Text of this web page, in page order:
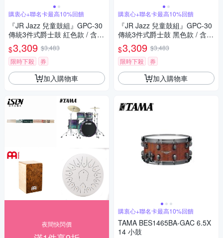
購衷心+聯名卡最高10%回饋
『JR Jazz 兒童鼓組』GPC-30
傳統3件式爵士鼓 紅色款 / 含鼓
椅、鼓棒、踏板 / 公司貨
$3,309 $3,483
限時下殺
券
加入購物車
夜間快閃價
購衷心+聯名卡最高10%回饋
『JR Jazz 兒童鼓組』GPC-30
傳統3件式爵士鼓 黑色款 / 含鼓
椅、鼓棒、踏板 / 公司貨
$3,309 $3,483
限時下殺
券
加入購物車
購衷心+聯名卡最高10%回饋
TAMA BES1465BA-GAC 6.5X
14 小鼓